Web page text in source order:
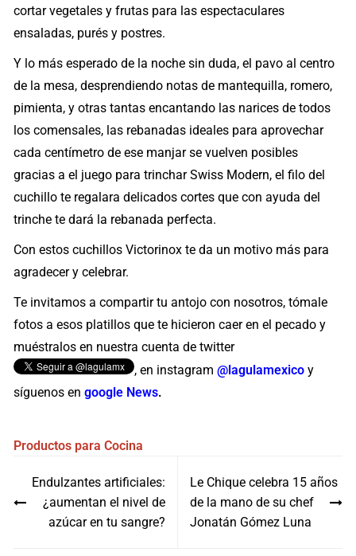
cortar vegetales y frutas para las espectaculares
ensaladas, purés y postres.
Y lo más esperado de la noche sin duda, el pavo al centro
de la mesa, desprendiendo notas de mantequilla, romero,
pimienta, y otras tantas encantando las narices de todos
los comensales, las rebanadas ideales para aprovechar
cada centímetro de ese manjar se vuelven posibles
gracias a el juego para trinchar Swiss Modern, el filo del
cuchillo te regalara delicados cortes que con ayuda del
trinche te dará la rebanada perfecta.
Con estos cuchillos Victorinox te da un motivo más para
agradecer y celebrar.
Te invitamos a compartir tu antojo con nosotros, tómale
fotos a esos platillos que te hicieron caer en el pecado y
muéstralos en nuestra cuenta de twitter
, en instagram@lagulamexico y
síguenos engoogle News.
Productos para Cocina
de
entradas
Endulzantes artificiales:
¿aumentan el nivel de
azúcar en tu sangre?
Le Chique celebra 15 años
de la mano de su chef
Jonatán Gómez Luna